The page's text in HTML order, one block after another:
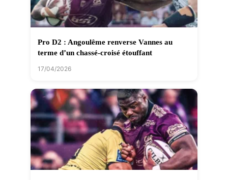
Pro D2 : Angoulême renverse Vannes au
terme d’un chassé-croisé étouffant
17/04/2026